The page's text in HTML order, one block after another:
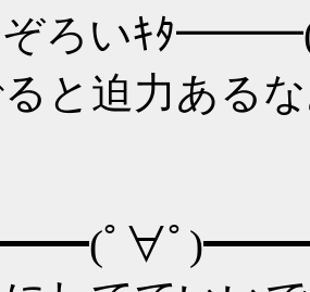
ぞろいｷﾀ
と迫力ある
ﾟ∀ﾟ